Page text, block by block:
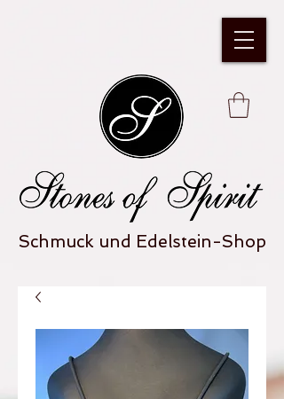
Schmuck und Edelstein-Shop